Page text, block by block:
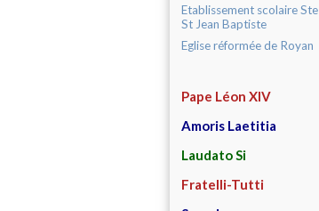
Etablissement scolaire
St Jean Baptiste
Eglise réformée de Royan
Pape Léon XIV
Amoris Laetitia
Laudato Si
Fratelli-Tutti